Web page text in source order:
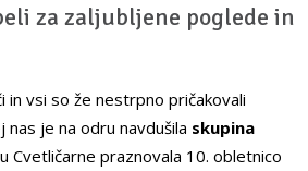
za zaljubljene poglede in
in vsi so že nestrpno pričakovali
je na odru navdušila skupina
Cvetličarne praznovala 10. obletnico